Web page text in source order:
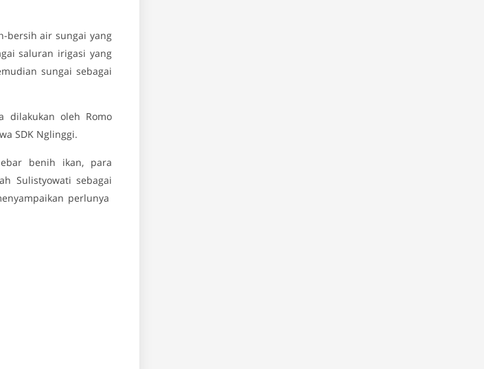
bersih air sungai yang
saluran irigasi yang
sungai sebagai
dilakukan oleh Romo
SDK Nglinggi.
benih ikan, para
Sulistyowati sebagai
perlunya